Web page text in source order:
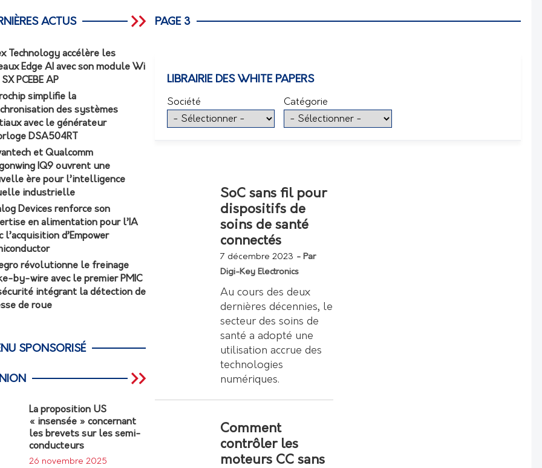
PAGE 3
LIBRAIRIE DES WHITE PAPERS
Société Catégorie
SoC sans fil pour
dispositifs de
soins de santé
connectés
7 décembre 2023 - Par
Digi-Key Electronics
Au cours des deux
dernières décennies, le
secteur des soins de
santé a adopté une
utilisation accrue des
technologies
numériques.
Comment
contrôler les
moteurs CC sans
ACTUS
Technology accélère les
Edge AI avec son module Wi
PCEBE AP
simplifie la
des systèmes
avec le générateur
DSA504RT
et Qualcomm
IQ9 ouvrent une
ère pour l’intelligence
industrielle
Devices renforce son
en alimentation pour l’IA
l’acquisition d’Empower
révolutionne le freinage
by-wire avec le premier PMIC
intégrant la détection de
de roue
SPONSORISÉ
La proposition US
« insensée » concernant
les brevets sur les semi-
conducteurs
26 novembre 2025